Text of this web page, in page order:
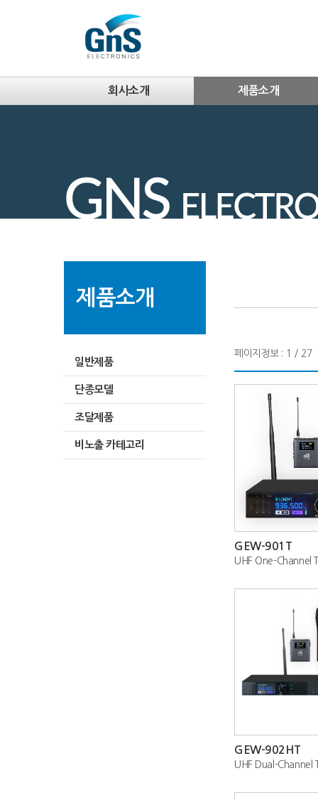
회사소개 제품소개
제품소개
일반제품
단종모델
조달제품
비노출 카테고리
페이지정보 : 1 / 27
GEW-901T
GEW-902HT